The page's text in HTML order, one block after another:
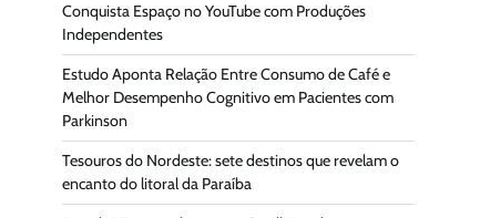
Conquista Espaço no YouTube com Produções
Independentes
Estudo Aponta Relação Entre Consumo de Café e
Melhor Desempenho Cognitivo em Pacientes com
Parkinson
Tesouros do Nordeste: sete destinos que revelam o
encanto do litoral da Paraíba